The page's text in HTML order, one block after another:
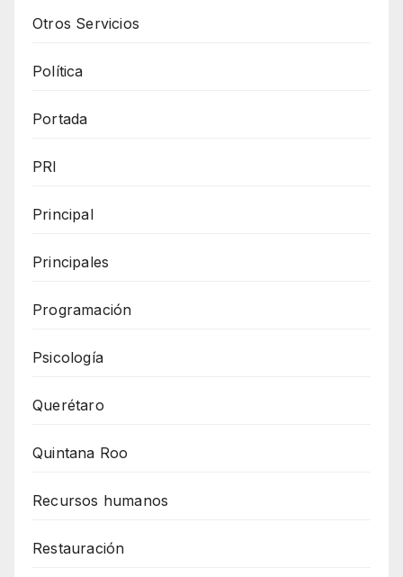
Otros Servicios
Política
Portada
PRI
Principal
Principales
Programación
Psicología
Querétaro
Quintana Roo
Recursos humanos
Restauración